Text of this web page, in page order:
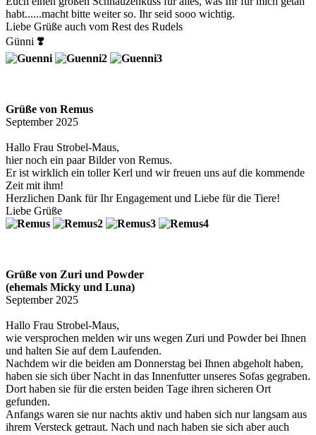
habt......macht bitte weiter so. Ihr seid sooo wichtig.
Liebe Grüße auch vom Rest des Rudels
Günni ❣️
Grüße von Remus
September 2025
Hallo Frau Strobel-Maus,
hier noch ein paar Bilder von Remus.
Er ist wirklich ein toller Kerl und wir freuen uns auf die kommende
Zeit mit ihm!
Herzlichen Dank für Ihr Engagement und Liebe für die Tiere!
Liebe Grüße
Grüße von Zuri und Powder
(ehemals Micky und Luna)
September 2025
Hallo Frau Strobel-Maus,
wie versprochen melden wir uns wegen Zuri und Powder bei Ihnen
und halten Sie auf dem Laufenden.
Nachdem wir die beiden am Donnerstag bei Ihnen abgeholt haben,
haben sie sich über Nacht in das Innenfutter unseres Sofas gegraben.
Dort haben sie für die ersten beiden Tage ihren sicheren Ort
gefunden.
Anfangs waren sie nur nachts aktiv und haben sich nur langsam aus
ihrem Versteck getraut. Nach und nach haben sie sich aber auch